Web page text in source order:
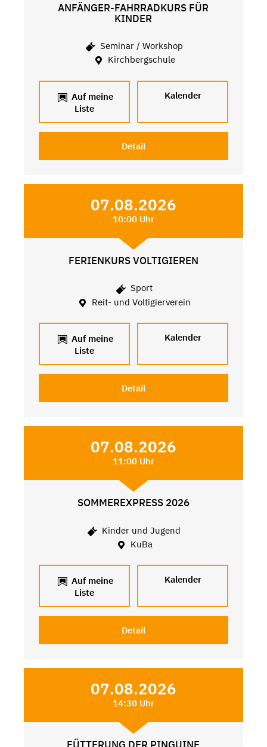
ANFÄNGER-FAHRRADKURS FÜR
KINDER
Seminar / Workshop
Kirchbergschule
Auf meine
Liste
Kalender
Detail
07.08.2026
10:00 Uhr
FERIENKURS VOLTIGIEREN
Sport
Reit- und Voltigierverein
Auf meine
Liste
Kalender
Detail
07.08.2026
11:00 Uhr
SOMMEREXPRESS 2026
Kinder und Jugend
KuBa
Auf meine
Liste
Kalender
Detail
07.08.2026
14:30 Uhr